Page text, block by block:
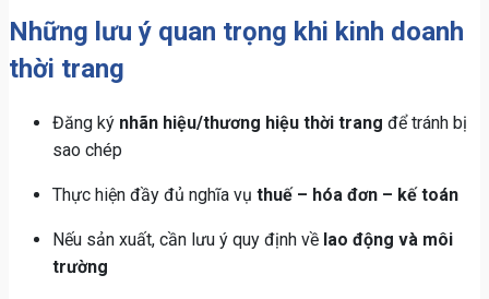
Những lưu ý quan trọng khi kinh doanh
thời trang
Đăng ký nhãn hiệu/thương hiệu thời trang để tránh bị
sao chép
Thực hiện đầy đủ nghĩa vụ thuế – hóa đơn – kế toán
Nếu sản xuất, cần lưu ý quy định về lao động và môi
trường